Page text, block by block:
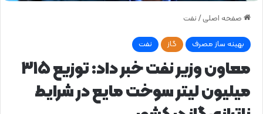
صفحه اصلی / نفت
بهینه ساز مصرف گاز نفت
معاون وزیر نفت خبر داد: توزیع ۳۱۵
میلیون لیتر سوخت مایع در شرایط